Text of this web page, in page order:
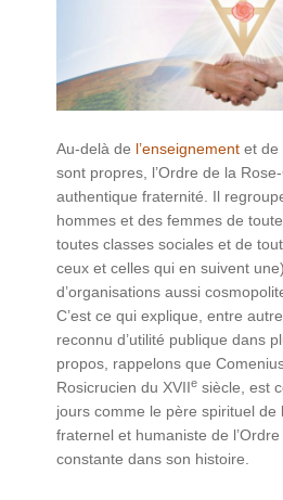
Au-delà de l’enseignement et de
sont propres, l’Ordre de la
authentique fraternité. Il
hommes et des femmes de
toutes classes sociales et de
ceux et celles qui en suivent
d’organisations aussi
C’est ce qui explique, entre
reconnu d’utilité publique dans
propos, rappelons que
Rosicrucien du XVIIe siècle, est
jours comme le père spirituel de
fraternel et humaniste de
constante dans son histoire.